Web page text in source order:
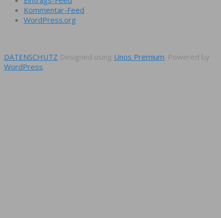
Kommentar-Feed
WordPress.org
DATENSCHUTZ Designed using Unos Premium. Powered by
WordPress.